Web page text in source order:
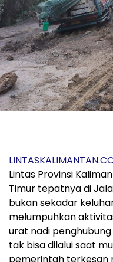
Lintas Provinsi
Timur tepatnya di
bukan sekadar
melumpuhkan
urat nadi
tak bisa dilalui saat